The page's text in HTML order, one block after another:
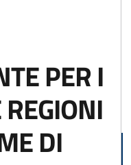
PER I
DI